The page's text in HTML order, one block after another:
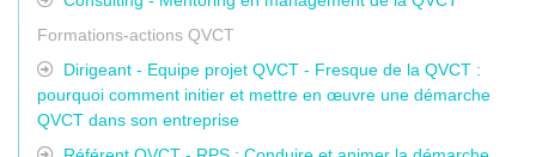
Formations-actions QVCT
Dirigeant - Equipe projet QVCT - Fresque de la QVCT :
pourquoi comment initier et mettre en œuvre une démarche
QVCT dans son entreprise